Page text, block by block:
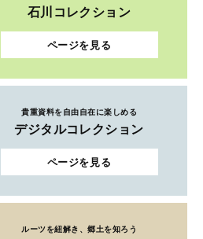
石川コレクション
ページを見る
貴重資料を自由自在に楽しめる
デジタルコレクション
ページを見る
ルーツを紐解き、郷土を知ろう